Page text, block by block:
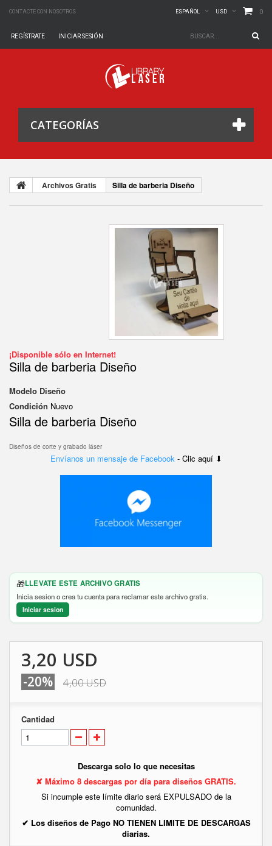
CONTACTE CON NOSOTROS 0
USD
ESPAÑOL
INICIAR SESIÓN
REGÍSTRATE
CATEGORÍAS
Archivos Gratis Silla de barberia Diseño
¡Disponible sólo en Internet!
Silla de barberia Diseño
Modelo Diseño
Condición Nuevo
Silla de barberia Diseño
Diseños de corte y grabado láser
Envíanos un mensaje de Facebook - Clic aquí ⬇
🎁LLEVATE ESTE ARCHIVO GRATIS
Inicia sesion o crea tu cuenta para reclamar este archivo gratis.
Iniciar sesion
3,20 USD
-20% 4,00 USD
Cantidad
Descarga solo lo que necesitas
✘ Máximo 8 descargas por día para diseños GRATIS.
Si incumple este límite diario será EXPULSADO de la
comunidad.
✔ Los diseños de Pago NO TIENEN LIMITE DE DESCARGAS
diarias.